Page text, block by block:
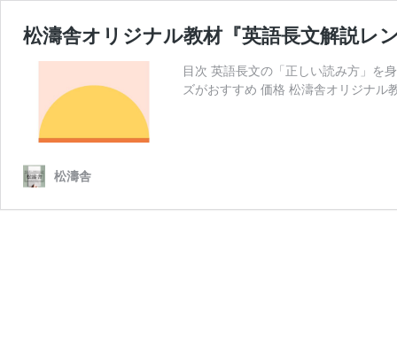
松濤舎オリジナル教材『英語長文解説レ
目次 英語長文の「正しい読み方」を
ズがおすすめ 価格 松濤舎オリジナ
松濤舎